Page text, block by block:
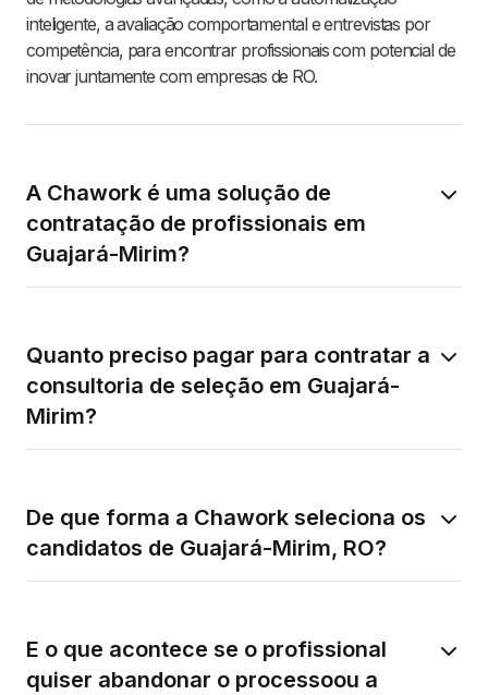
inteligente, a avaliação comportamental e entrevistas por
competência, para encontrar profissionais com potencial de
inovar juntamente com empresas de RO.
A Chawork é uma solução de
contratação de profissionais em
Guajará-Mirim?
Quanto preciso pagar para contratar a
consultoria de seleção em Guajará-
Mirim?
De que forma a Chawork seleciona os
candidatos de Guajará-Mirim, RO?
E o que acontece se o profissional
quiser abandonar o processoou a